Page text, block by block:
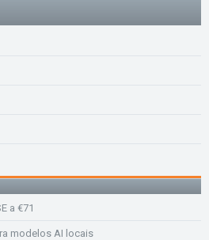
a €71
modelos AI locais